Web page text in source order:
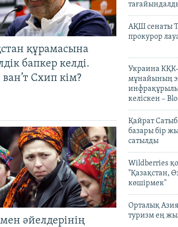
құрамасына
бапкер келді.
Схип кім?
әйелдерінің
АҚШ сенаты
прокурор
Украина
мұнайының
келіскен –
Қайрат
базары бір
сатылды
Wildberries
"Қазақстан,
көшірмек"
Орталық
туризм ең